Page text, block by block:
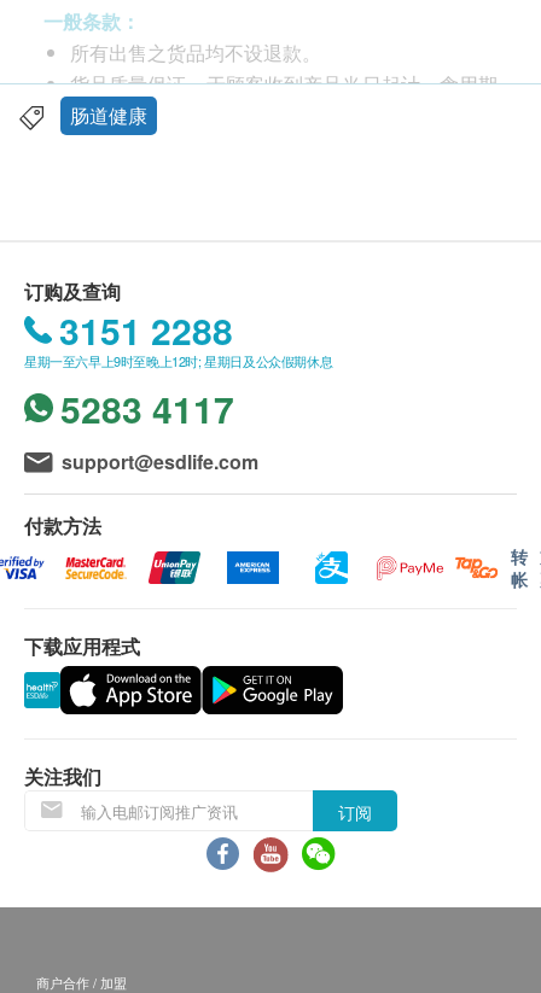
作为膳食补充剂，每天饭后服用2粒胶囊。
请勿超过两粒每日
或按照专业医疗人员的指示服用。
成份
(Chlorella vulgaris)、黑核桃壳粉（Juglans regia）
（壳）、姜根（Zingiber officinale）（根）、牛膝草
叶（Hyssopus officinalis）、木瓜果粉（Carica
papaya）（水果）、番茄红素5 %、纤维素（蔬菜）
胶囊）、硬脂酸镁、树坚果（黑胡桃壳）
储存方法
储存在干爽环境，避免直接接触阳光
一般条款：
所有出售之货品均不设退款。
货品质量保证，于顾客收到产品当日起计，食用期
应最少有12个月或以上。
购买 壹森健康医疗有限公司 产品总额满
HK$800，即可享本地免费送货服务。 账单总额未
满HK$800需附加HK$50运费。
离岛及偏远地区不设上门送货，只限于顺丰智能柜
取件。
我们将于确定订单后1-3个工作天内安排发货。
不排除运送时间会因节日而有所影响。 当八号烈
风讯号悬挂或黑色暴雨警告生效时，送货服务时间
将会延迟。
所有订单须视乎相关货品的供应情况再作最后确
单上的货品，健康网购health. ESDlife有权拒绝接
受该订单，并且会于送货前透过电话或电邮通知顾
客再作安排。
退换条款：
当顾客收取已订购之货品时，有责任检查货品是否
有损毁情况，一经确认签收，恕不接受退换。
退换产品必须包装完整，如退换之产品有任何残缺
肠道健康
订购及查询
3151 2288
星期一至六早上9时至晚上12时; 星期日及公众假期休息
5283 4117
support@esdlife.com
付款方法
转
帐
下载应用程式
关注我们
订阅
商户合作 / 加盟